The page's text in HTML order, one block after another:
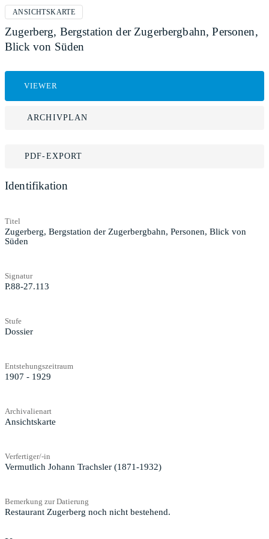
ANSICHTSKARTE
Zugerberg, Bergstation der Zugerbergbahn, Personen,
Blick von Süden
VIEWER
ARCHIVPLAN
PDF-EXPORT
Identifikation
Titel
Zugerberg, Bergstation der Zugerbergbahn, Personen, Blick von
Süden
Signatur
P.88-27.113
Stufe
Dossier
Entstehungszeitraum
1907 - 1929
Archivalienart
Ansichtskarte
Verfertiger/-in
Vermutlich Johann Trachsler (1871-1932)
Bemerkung zur Datierung
Restaurant Zugerberg noch nicht bestehend.